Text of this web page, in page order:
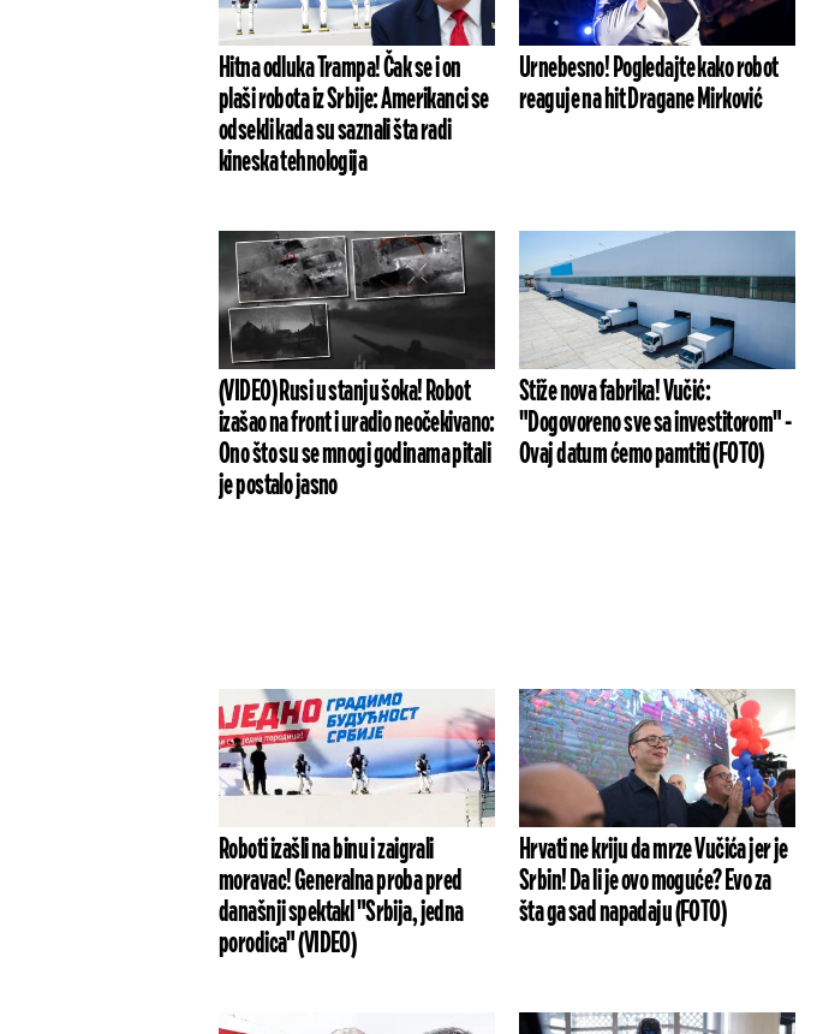
Hitna odluka Trampa! Čak se i on
plaši robota iz Srbije: Amerikanci se
odsekli kada su saznali šta radi
kineska tehnologija
Urnebesno! Pogledajte kako robot
reaguje na hit Dragane Mirković
(VIDEO) Rusi u stanju šoka! Robot
izašao na front i uradio neočekivano:
Ono što su se mnogi godinama pitali
je postalo jasno
Stiže nova fabrika! Vučić:
"Dogovoreno sve sa investitorom" -
Ovaj datum ćemo pamtiti (FOTO)
Roboti izašli na binu i zaigrali
moravac! Generalna proba pred
današnji spektakl "Srbija, jedna
porodica" (VIDEO)
Hrvati ne kriju da mrze Vučića jer je
Srbin! Da li je ovo moguće? Evo za
šta ga sad napadaju (FOTO)